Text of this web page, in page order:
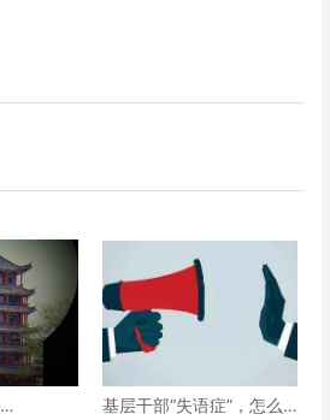
基层干部“失语症”，怎么